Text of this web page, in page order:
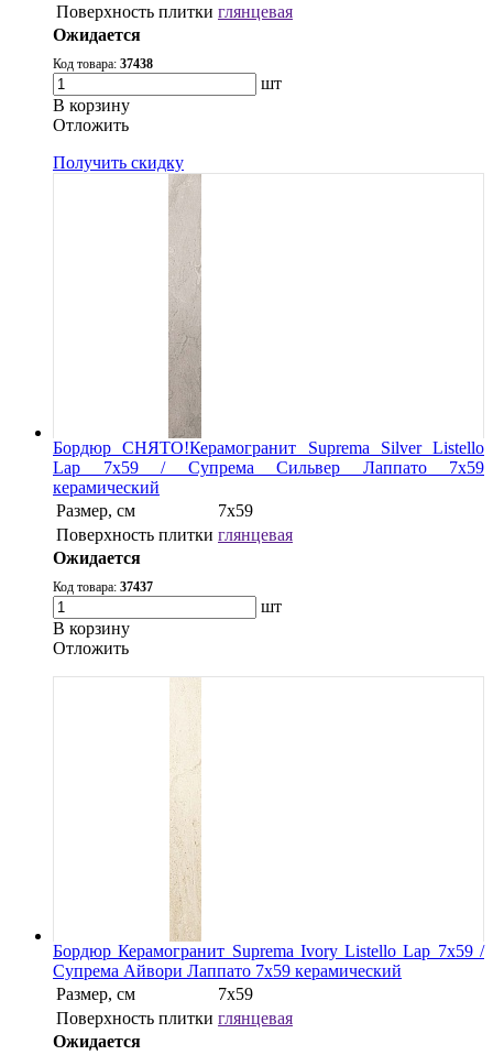
Поверхность плитки глянцевая
Ожидается
Код товара: 37438
шт
В корзину
Oтложить
Получить скидку
Бордюр СНЯТО!Керамогранит Suprema Silver Listello
Lap 7х59 / Супрема Сильвер Лаппато 7х59
керамический
Размер, см
7х59
Поверхность плитки глянцевая
Ожидается
Код товара: 37437
шт
В корзину
Oтложить
Бордюр Керамогранит Suprema Ivory Listello Lap 7х59 /
Супрема Айвори Лаппато 7х59 керамический
Размер, см
7х59
Поверхность плитки глянцевая
Ожидается